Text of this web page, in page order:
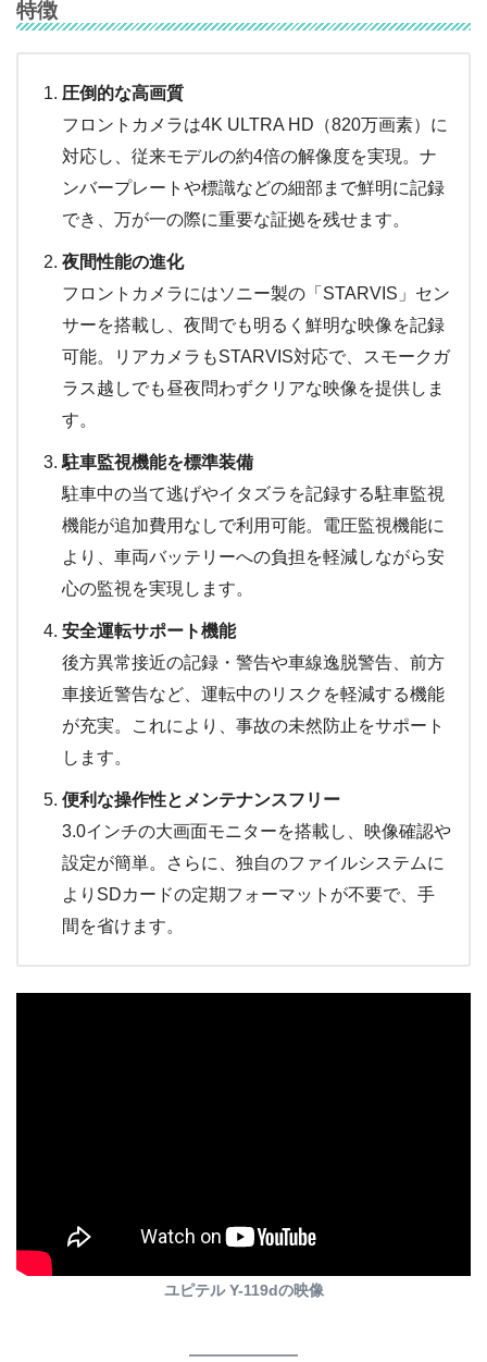
特徴
圧倒的な高画質
フロントカメラは4K ULTRA HD（820万画素）に
対応し、従来モデルの約4倍の解像度を実現。ナ
ンバープレートや標識などの細部まで鮮明に記録
でき、万が一の際に重要な証拠を残せます。
夜間性能の進化
フロントカメラにはソニー製の「STARVIS」セン
サーを搭載し、夜間でも明るく鮮明な映像を記録
可能。リアカメラもSTARVIS対応で、スモークガ
ラス越しでも昼夜問わずクリアな映像を提供しま
す。
駐車監視機能を標準装備
駐車中の当て逃げやイタズラを記録する駐車監視
機能が追加費用なしで利用可能。電圧監視機能に
より、車両バッテリーへの負担を軽減しながら安
心の監視を実現します。
安全運転サポート機能
後方異常接近の記録・警告や車線逸脱警告、前方
車接近警告など、運転中のリスクを軽減する機能
が充実。これにより、事故の未然防止をサポート
します。
便利な操作性とメンテナンスフリー
3.0インチの大画面モニターを搭載し、映像確認や
設定が簡単。さらに、独自のファイルシステムに
よりSDカードの定期フォーマットが不要で、手
間を省けます。
ユピテル Y-119dの映像